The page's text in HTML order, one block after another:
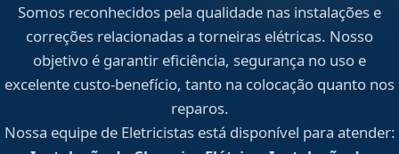
Somos reconhecidos pela qualidade nas instalações e
correções relacionadas a torneiras elétricas. Nosso
objetivo é garantir eficiência, segurança no uso e
excelente custo-benefício, tanto na colocação quanto nos
reparos.
Nossa equipe de Eletricistas está disponível para atender: